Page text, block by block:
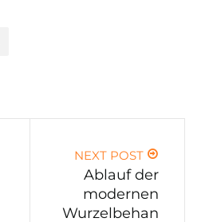
NEXT POST
Ablauf der
modernen
Wurzelbehan